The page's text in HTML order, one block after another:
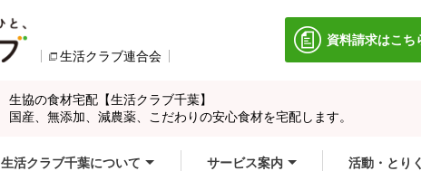
生活クラブ連合会 別のウィンドウで開きます。
資料請求はこち
別のウィ
生協の食材宅配【生活クラブ千葉】
国産、無添加、減農薬、こだわりの安心食材を宅配します。
生活クラブ千葉について サービス案内 活動・とり